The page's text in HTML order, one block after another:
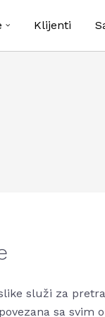
Klijenti
služi za
sa svim